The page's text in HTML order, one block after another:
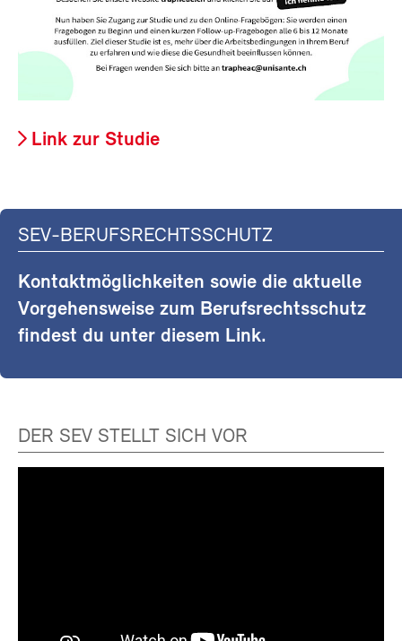
Link zur Studie
SEV-BERUFSRECHTSSCHUTZ
Kontaktmöglichkeiten sowie die aktuelle
Vorgehensweise zum Berufsrechtsschutz
findest du unter diesem Link.
DER SEV STELLT SICH VOR